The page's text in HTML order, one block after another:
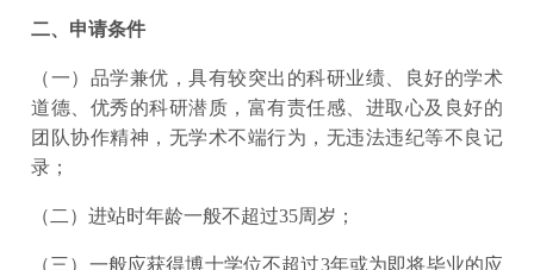
二、申请条件
（一）品学兼优，具有较突出的科研业绩、良好的学术
道德、优秀的科研潜质，富有责任感、进取心及良好的
团队协作精神，无学术不端行为，无违法违纪等不良记
录；
（二）进站时年龄一般不超过35周岁；
（三）一般应获得博士学位不超过3年或为即将毕业的应